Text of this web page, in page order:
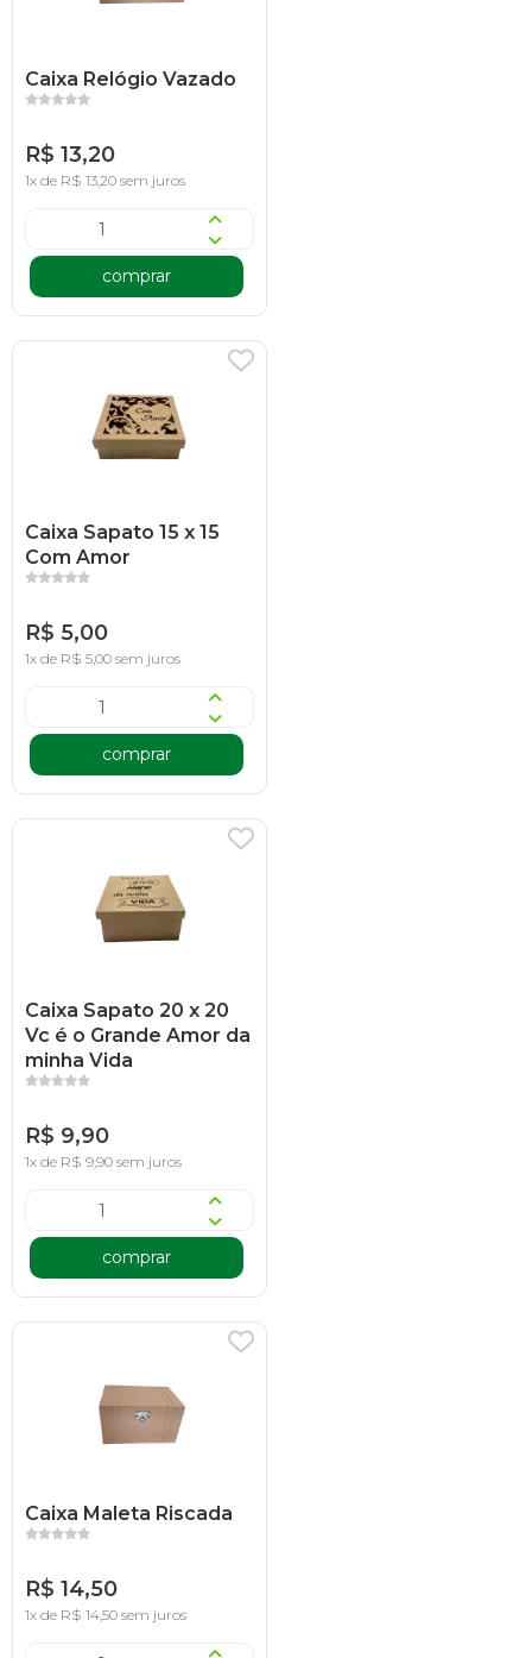
Caixa Relógio Vazado
R$ 13,20
1x de R$ 13,20 sem juros
comprar
Caixa Sapato 15 x 15
Com Amor
R$ 5,00
1x de R$ 5,00 sem juros
comprar
Caixa Sapato 20 x 20
Vc é o Grande Amor da
minha Vida
R$ 9,90
1x de R$ 9,90 sem juros
comprar
Caixa Maleta Riscada
R$ 14,50
1x de R$ 14,50 sem juros